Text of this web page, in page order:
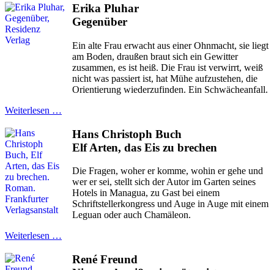
Erika Pluhar
Gegenüber
Ein alte Frau erwacht aus einer Ohnmacht, sie liegt
am Boden, draußen braut sich ein Gewitter
zusammen, es ist heiß. Die Frau ist verwirrt, weiß
nicht was passiert ist, hat Mühe aufzustehen, die
Orientierung wiederzufinden. Ein Schwächeanfall.
Weiterlesen …
Hans Christoph Buch
Elf Arten, das Eis zu brechen
Die Fragen, woher er komme, wohin er gehe und
wer er sei, stellt sich der Autor im Garten seines
Hotels in Managua, zu Gast bei einem
Schriftstellerkongress und Auge in Auge mit einem
Leguan oder auch Chamäleon.
Weiterlesen …
René Freund